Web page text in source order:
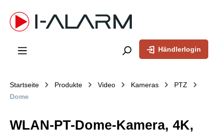
springen
Händlerlogin
Startseite Produkte Video Kameras
PTZ
Dome
WLAN-PT-Dome-Kamera, 4K,